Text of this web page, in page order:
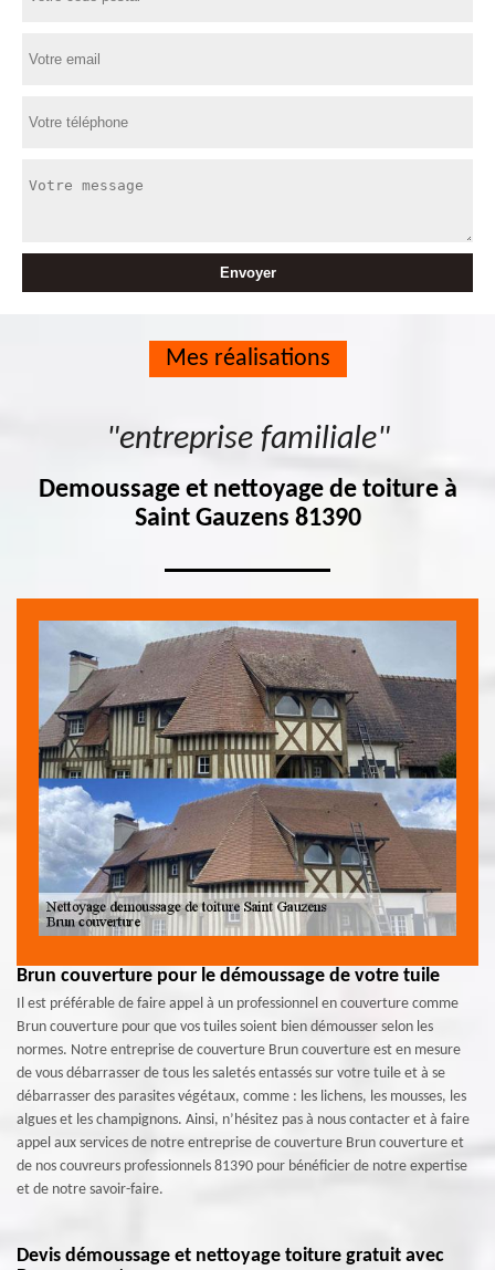
Mes réalisations
"entreprise familiale"
Demoussage et nettoyage de toiture à
Saint Gauzens 81390
Brun couverture pour le démoussage de votre tuile
Il est préférable de faire appel à un professionnel en couverture comme
Brun couverture pour que vos tuiles soient bien démousser selon les
normes. Notre entreprise de couverture Brun couverture est en mesure
de vous débarrasser de tous les saletés entassés sur votre tuile et à se
débarrasser des parasites végétaux, comme : les lichens, les mousses, les
algues et les champignons. Ainsi, n’hésitez pas à nous contacter et à faire
appel aux services de notre entreprise de couverture Brun couverture et
de nos couvreurs professionnels 81390 pour bénéficier de notre expertise
et de notre savoir-faire.
Devis démoussage et nettoyage toiture gratuit avec